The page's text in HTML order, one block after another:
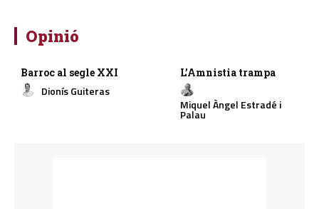
Opinió
Barroc al segle XXI
Dionís Guiteras
L’Amnistia trampa
Miquel Àngel Estradé i
Palau